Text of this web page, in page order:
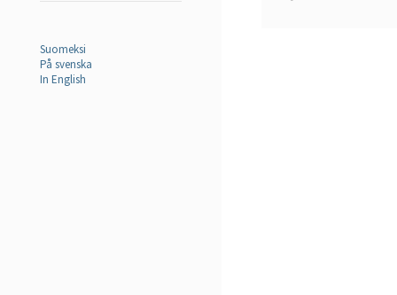
Suomeksi
På svenska
In English